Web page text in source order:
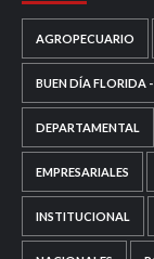
AGROPECUARIO
BUEN DÍA FLORIDA -
DEPARTAMENTAL
EMPRESARIALES
INSTITUCIONAL